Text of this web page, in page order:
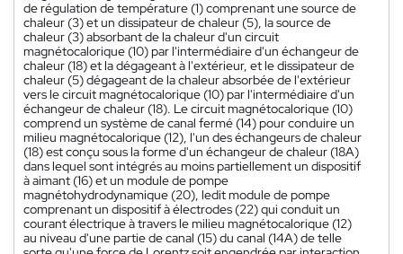
de régulation de température (1) comprenant une source de
chaleur (3) et un dissipateur de chaleur (5), la source de
chaleur (3) absorbant de la chaleur d'un circuit
magnétocalorique (10) par l'intermédiaire d'un échangeur de
chaleur (18) et la dégageant à l'extérieur, et le dissipateur de
chaleur (5) dégageant de la chaleur absorbée de l'extérieur
vers le circuit magnétocalorique (10) par l'intermédiaire d'un
échangeur de chaleur (18). Le circuit magnétocalorique (10)
comprend un système de canal fermé (14) pour conduire un
milieu magnétocalorique (12), l'un des échangeurs de chaleur
(18) est conçu sous la forme d'un échangeur de chaleur (18A)
dans lequel sont intégrés au moins partiellement un dispositif
à aimant (16) et un module de pompe
magnétohydrodynamique (20), ledit module de pompe
comprenant un dispositif à électrodes (22) qui conduit un
courant électrique à travers le milieu magnétocalorique (12)
au niveau d'une partie de canal (15) du canal (14A) de telle